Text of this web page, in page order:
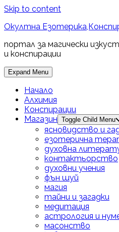
Skip to content
Окултна
портал за магически
и конспирации
Expand Menu
Начало
Алхимия
Конспирации
Магазин Toggle Child Menu
ясновидство и
езотерична
духовна
контактьорство
духовни учения
фън шуй
магия
тайни и загадки
медитация
астрология и
масонство